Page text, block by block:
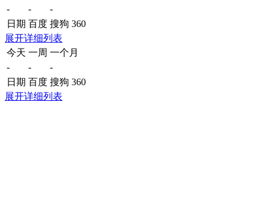
-
-
-
日期 百度 搜狗 360
展开详细列表
今天 一周 一个月
-
-
-
日期 百度 搜狗 360
展开详细列表